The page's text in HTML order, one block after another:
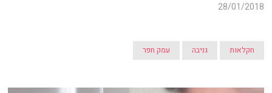
28/01/2018
חקלאות גניבה עמק חפר